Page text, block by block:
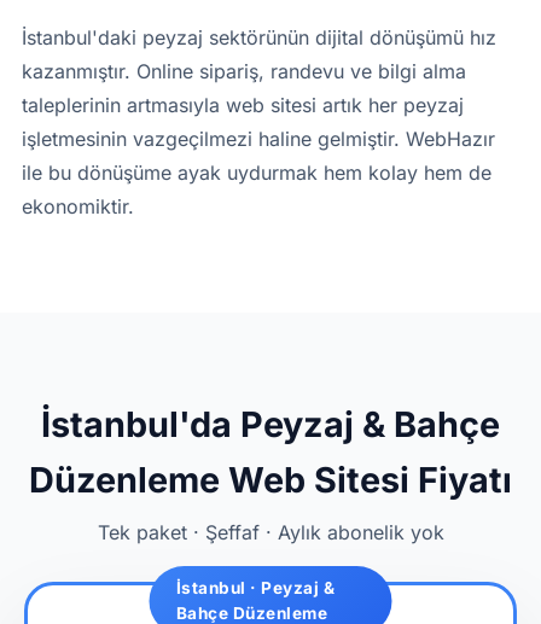
İstanbul'daki peyzaj sektörünün dijital dönüşümü hız
kazanmıştır. Online sipariş, randevu ve bilgi alma
taleplerinin artmasıyla web sitesi artık her peyzaj
işletmesinin vazgeçilmezi haline gelmiştir. WebHazır
ile bu dönüşüme ayak uydurmak hem kolay hem de
ekonomiktir.
İstanbul'da Peyzaj & Bahçe
Düzenleme Web Sitesi Fiyatı
Tek paket · Şeffaf · Aylık abonelik yok
İstanbul · Peyzaj &
Bahçe Düzenleme